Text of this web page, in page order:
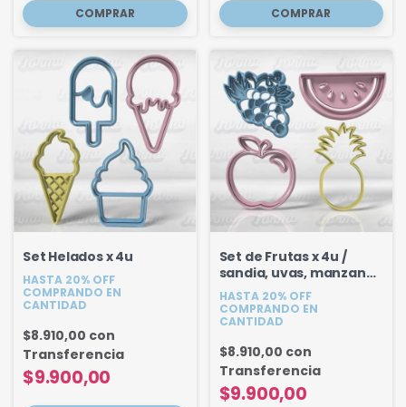
Set Helados x 4u
HASTA 20% OFF
COMPRANDO EN
CANTIDAD
$9.900,00
$8.910,00 con
Transferencia
Set de Frutas x 4u /
sandia, uvas, manzana,
anana
HASTA 20% OFF
COMPRANDO EN
CANTIDAD
$9.900,00
$8.910,00 con
Transferencia